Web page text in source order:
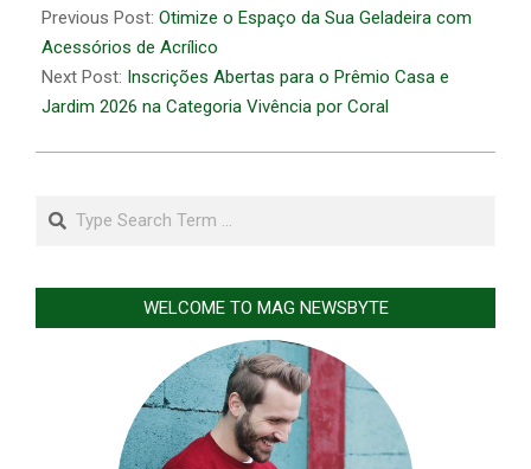
06-
16
Previous Post: Otimize o Espaço da Sua Geladeira com
Acessórios de Acrílico
Next Post: Inscrições Abertas para o Prêmio Casa e
Jardim 2026 na Categoria Vivência por Coral
Search
WELCOME TO MAG NEWSBYTE